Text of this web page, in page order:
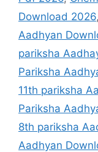
Download 2026,
Aadhyan
pariksha
Pariksha
11th pariksha
Pariksha
8th pariksha
Aadhyan